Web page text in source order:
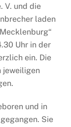
V. und die
laden
Uhr in der
ein. Die
jeweiligen
und in
Sie